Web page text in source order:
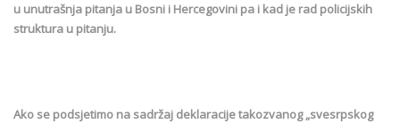
u unutrašnja pitanja u Bosni i Hercegovini pa i kad je rad policijskih
struktura u pitanju.
Ako se podsjetimo na sadržaj deklaracije takozvanog „svesrpskog